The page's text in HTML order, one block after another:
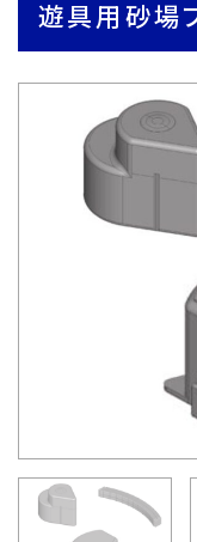
遊具用砂場